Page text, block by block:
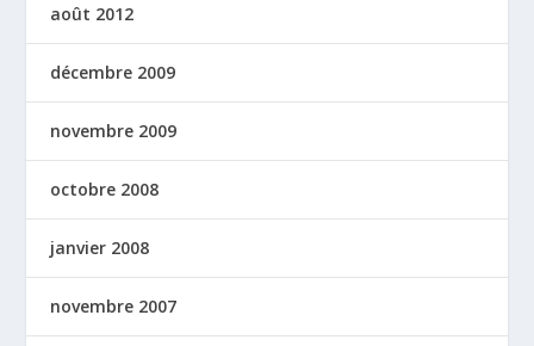
août 2012
décembre 2009
novembre 2009
octobre 2008
janvier 2008
novembre 2007